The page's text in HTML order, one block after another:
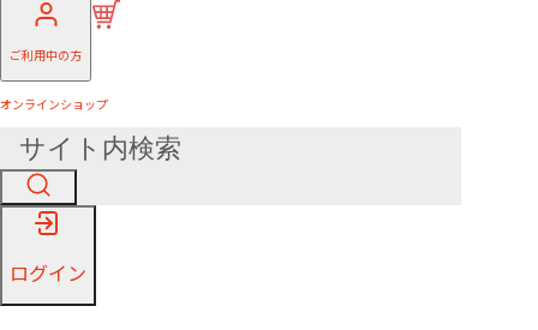
ご利用中の方
オンラインショップ
ログイン